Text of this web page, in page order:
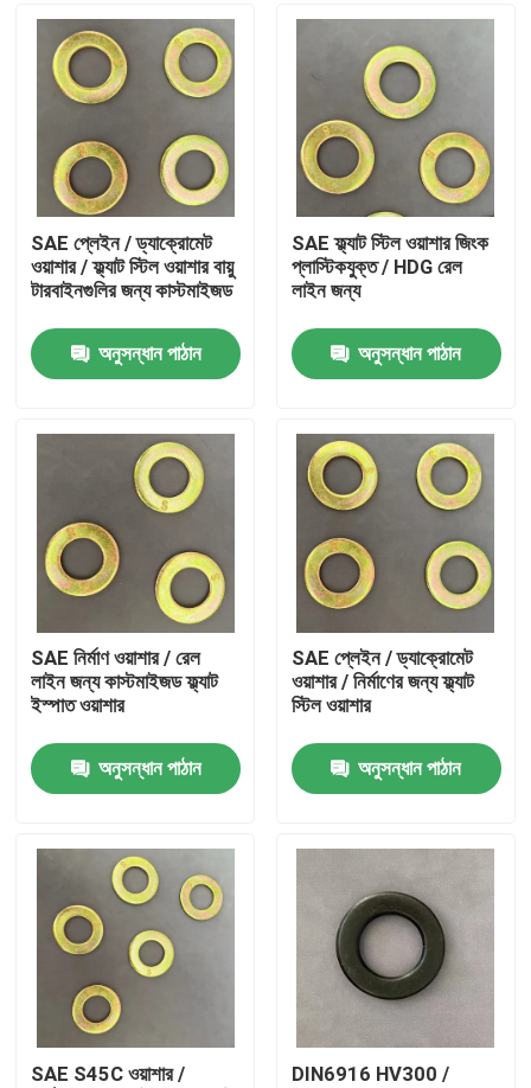
আমাদের সম্পর্কে
মান নিয়ন্ত্রণ
উদ্ধৃতির জন্য আবেদন
ফ্ল্যাট স্টীল ওয়াশার
শক্ত ইস্পাত ওয়াশার
কাঠামোগত ইস্পাত ওয়াশার
ভারী ওয়াশিং মেশিন
SAE প্লেইন / ড্যাক্রোমেট
ওয়াশার / ফ্ল্যাট স্টিল ওয়াশার বায়ু
টারবাইনগুলির জন্য কাস্টমাইজড
অনুসন্ধান পাঠান
SAE ফ্ল্যাট স্টিল ওয়াশার জিংক
প্লাস্টিকযুক্ত / HDG রেল
লাইন জন্য
অনুসন্ধান পাঠান
SAE নির্মাণ ওয়াশার / রেল
লাইন জন্য কাস্টমাইজড ফ্ল্যাট
ইস্পাত ওয়াশার
অনুসন্ধান পাঠান
SAE প্লেইন / ড্যাক্রোমেট
ওয়াশার / নির্মাণের জন্য ফ্ল্যাট
স্টিল ওয়াশার
অনুসন্ধান পাঠান
SAE S45C ওয়াশার /
DIN6916 HV300 /